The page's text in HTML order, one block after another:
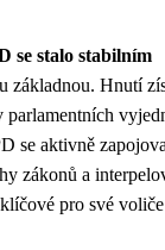
se stalo stabilním
základnou. Hnutí
parlamentních
se aktivně
zákonů a
pro své